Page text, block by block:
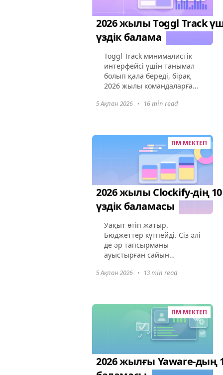
2026 жылы Toggl Track
үздік балама
Toggl Track минималистік
интерфейсі үшін танымал
болып қала береді, бірақ
2026 жылы командаларға
жетілдірілген талдаулар,
мониторинг және жұмыс...
5 Ақпан 2026 • 16 min read
ПМ МЕКТЕП
2026 жылы Clockify-дің 10
үздік баламасы
Уақыт өтіп жатыр.
Бюджеттер күтпейді. Сіз әлі
де әр тапсырманы
ауыстырған сайын
ба? 2026 жылы мұны сіз
Clockify - жаман бастама...
5 Ақпан 2026 • 13 min read
ПМ МЕКТЕП
2026 жылғы Yaware-дың